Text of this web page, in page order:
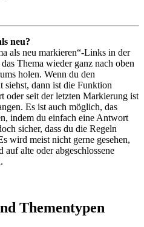
neu?
als neu markieren“-Links in der
Thema wieder ganz nach oben
holen. Wenn du den
siehst, dann ist die Funktion
oder seit der letzten Markierung ist
Es ist auch möglich, das
indem du einfach eine Antwort
sicher, dass du die Regeln
wird meist nicht gerne gesehen,
alte oder abgeschlossene
Thementypen